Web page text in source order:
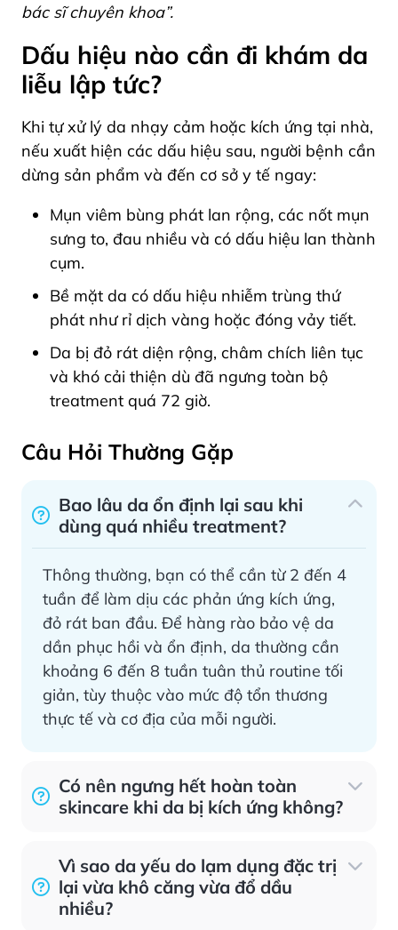
bác sĩ chuyên khoa”.
Dấu hiệu nào cần đi khám da
liễu lập tức?
Khi tự xử lý da nhạy cảm hoặc kích ứng tại nhà,
nếu xuất hiện các dấu hiệu sau, người bệnh cần
dừng sản phẩm và đến cơ sở y tế ngay:
Mụn viêm bùng phát lan rộng, các nốt mụn
sưng to, đau nhiều và có dấu hiệu lan thành
cụm.
Bề mặt da có dấu hiệu nhiễm trùng thứ
phát như rỉ dịch vàng hoặc đóng vảy tiết.
Da bị đỏ rát diện rộng, châm chích liên tục
và khó cải thiện dù đã ngưng toàn bộ
treatment quá 72 giờ.
Câu Hỏi Thường Gặp
Bao lâu da ổn định lại sau khi
dùng quá nhiều treatment?
Thông thường, bạn có thể cần từ 2 đến 4
tuần để làm dịu các phản ứng kích ứng,
đỏ rát ban đầu. Để hàng rào bảo vệ da
dần phục hồi và ổn định, da thường cần
khoảng 6 đến 8 tuần tuân thủ routine tối
giản, tùy thuộc vào mức độ tổn thương
thực tế và cơ địa của mỗi người.
Có nên ngưng hết hoàn toàn
skincare khi da bị kích ứng không?
Vì sao da yếu do lạm dụng đặc trị
lại vừa khô căng vừa đổ dầu
nhiều?